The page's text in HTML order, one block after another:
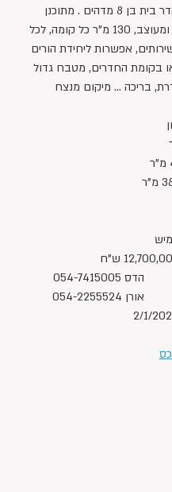
בשכונת רמת הדר בית בן 8 מדהים . מתוכנן
מעולה, מושקע ומעוצב, 130 מ"ר כל קומה, לכל
אפשרות ליחידת הורים
בקומת החדרים, מטבח גדול
בריכה ... מיקום מנצח